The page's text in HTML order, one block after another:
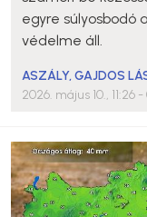
egyre súlyosbodó
védelme áll.
ASZÁLY,GAJDOS
2026. május 10., 11:26 -